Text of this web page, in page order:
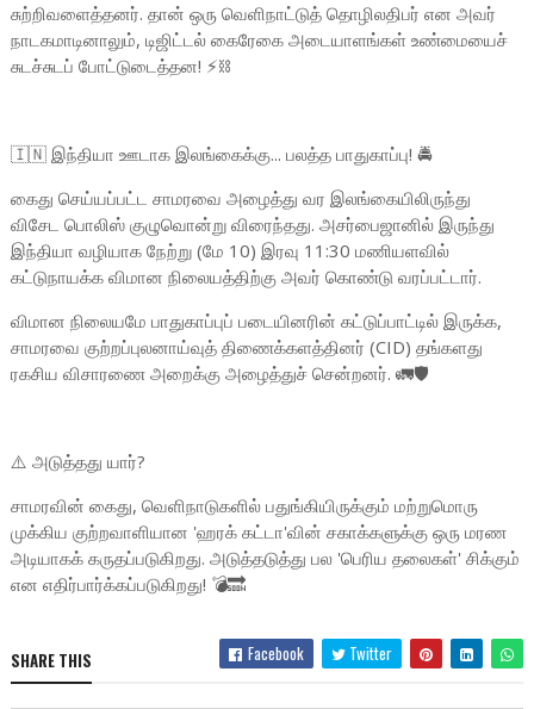
சுற்றிவளைத்தனர். தான் ஒரு வெளிநாட்டுத் தொழிலதிபர் என அவர்
நாடகமாடினாலும், டிஜிட்டல் கைரேகை அடையாளங்கள் உண்மையைச்
சுடச்சுடப் போட்டுடைத்தன! ⚡️⛓️
🇮🇳 இந்தியா ஊடாக இலங்கைக்கு... பலத்த பாதுகாப்பு! 🚔
கைது செய்யப்பட்ட சாமரவை அழைத்து வர இலங்கையிலிருந்து
விசேட பொலிஸ் குழுவொன்று விரைந்தது. அசர்பைஜானில் இருந்து
இந்தியா வழியாக நேற்று (மே 10) இரவு 11:30 மணியளவில்
கட்டுநாயக்க விமான நிலையத்திற்கு அவர் கொண்டு வரப்பட்டார்.
விமான நிலையமே பாதுகாப்புப் படையினரின் கட்டுப்பாட்டில் இருக்க,
சாமரவை குற்றப்புலனாய்வுத் திணைக்களத்தினர் (CID) தங்களது
ரகசிய விசாரணை அறைக்கு அழைத்துச் சென்றனர். 🚛🛡️
⚠️ அடுத்தது யார்?
சாமரவின் கைது, வெளிநாடுகளில் பதுங்கியிருக்கும் மற்றுமொரு
முக்கிய குற்றவாளியான 'ஹரக் கட்டா'வின் சகாக்களுக்கு ஒரு மரண
அடியாகக் கருதப்படுகிறது. அடுத்தடுத்து பல 'பெரிய தலைகள்' சிக்கும்
என எதிர்பார்க்கப்படுகிறது! 💣🔜
SHARE THIS Facebook Twitter